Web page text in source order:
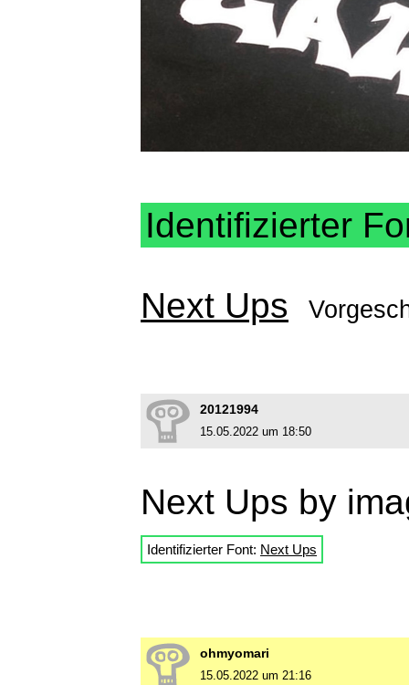
Identifizierter
Next Ups
20121994
15.05.2022 um 18:50
Next Ups by
Identifizierter Font: Next Ups
ohmyomari
15.05.2022 um 21:16